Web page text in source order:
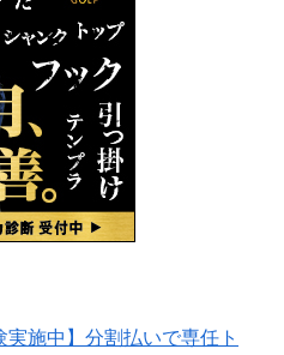
実施中】分割払いで専任ト